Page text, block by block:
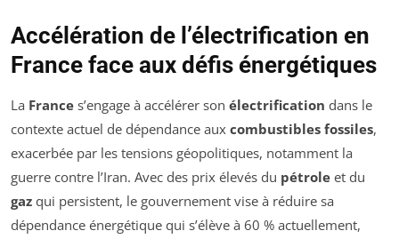
Accélération de l’électrification en
France face aux défis énergétiques
La France s’engage à accélérer son électrification dans le
contexte actuel de dépendance aux combustibles fossiles,
exacerbée par les tensions géopolitiques, notamment la
guerre contre l’Iran. Avec des prix élevés du pétrole et du
gaz qui persistent, le gouvernement vise à réduire sa
dépendance énergétique qui s’élève à 60 % actuellement,